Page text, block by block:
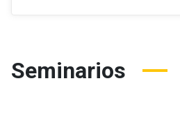
Seminarios